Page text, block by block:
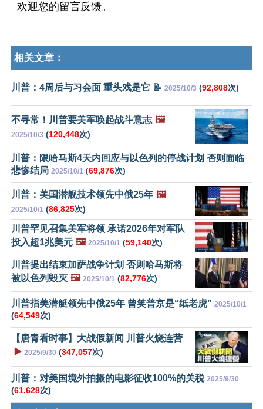
欢迎您的留言反馈。
相关文章：
川普：4周后与习会面 重头戏是它 📝 2025/10/3 (92,808次)
不寻常！川普要美军唤起战斗意志 🖼️
2025/10/3 (120,448次)
川普：限哈马斯4天内回应与以色列的停战计划 否则面临
悲惨结局 2025/10/1 (69,876次)
川普：美国潜舰技术领先中俄25年 🖼️
2025/10/1 (86,825次)
川普罕见召集美军将领 承诺2026年对军队
投入超1兆美元 🖼️ 2025/10/1 (59,140次)
川普提出结束加萨战争计划 否则哈马斯将
被以色列毁灭 🖼️ 2025/10/1 (82,776次)
川普指美潜艇领先中俄25年 曾笑普京是“纸老虎” 2025/10/1
(64,549次)
【唐青看时事】大战假新闻 川普火烧连营
▶️ 2025/9/30 (347,057次)
川普：对美国境外拍摄的电影征收100%的关税 2025/9/30
(61,628次)